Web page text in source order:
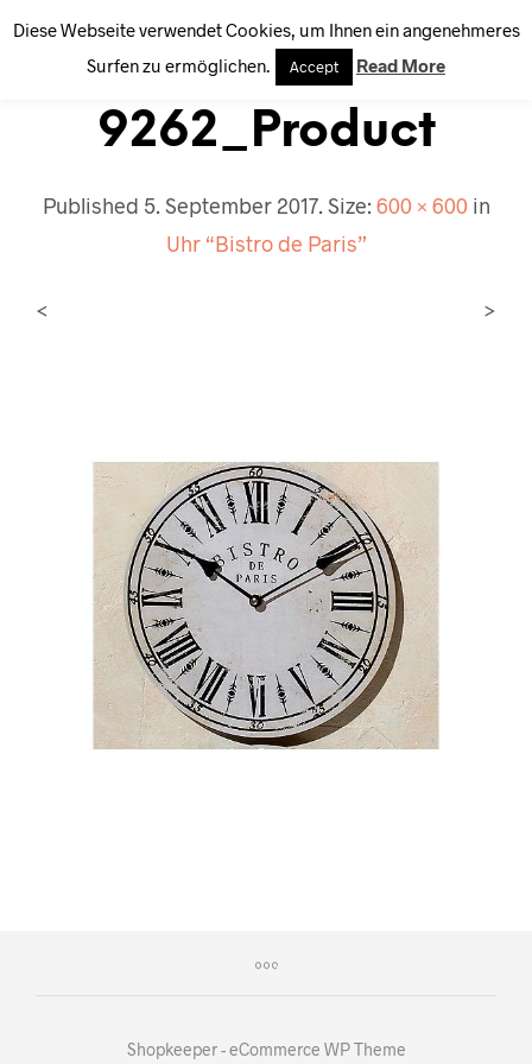
0
9262_Product
Published 5. September 2017. Size: 600 × 600in
Uhr “Bistro de Paris”
< >
Shopkeeper - eCommerce WP Theme
Diese Webseite verwendet Cookies, um Ihnen ein angenehmeres
Surfen zu ermöglichen.
Accept Read More